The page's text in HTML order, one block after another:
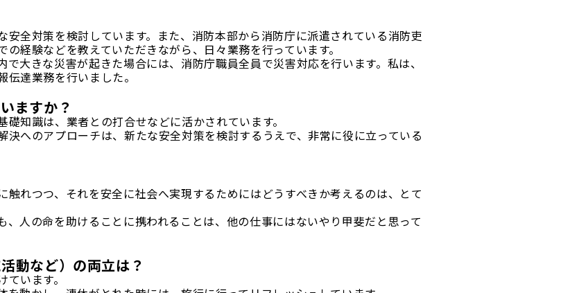
安全対策を検討しています。また、消防本部から消防庁に派遣されている消防吏
経験などを教えていただきながら、日々業務を行っています。
大きな災害が起きた場合には、消防庁職員全員で災害対応を行います。私は、
達業務を行いました。
ますか？
知識は、業者との打合せなどに活かされています。
決へのアプローチは、新たな安全対策を検討するうえで、非常に役に立っている
れつつ、それを安全に社会へ実現するためにはどうすべきか考えるのは、とて
、人の命を助けることに携われることは、他の仕事にはないやり甲斐だと思って
動など）の両立は？
います。